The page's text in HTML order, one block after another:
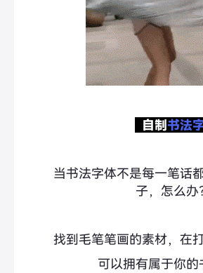
自制书法
当书法字体不是每一笔话
子，怎么办
找到毛笔笔画的素材，在
可以拥有属于你的